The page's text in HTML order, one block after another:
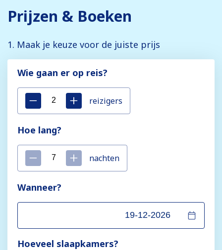
Prijzen & Boeken
1. Maak je keuze voor de juiste prijs
Wie gaan er op reis?
reizigers
Hoe lang?
nachten
Wanneer?
Hoeveel slaapkamers?